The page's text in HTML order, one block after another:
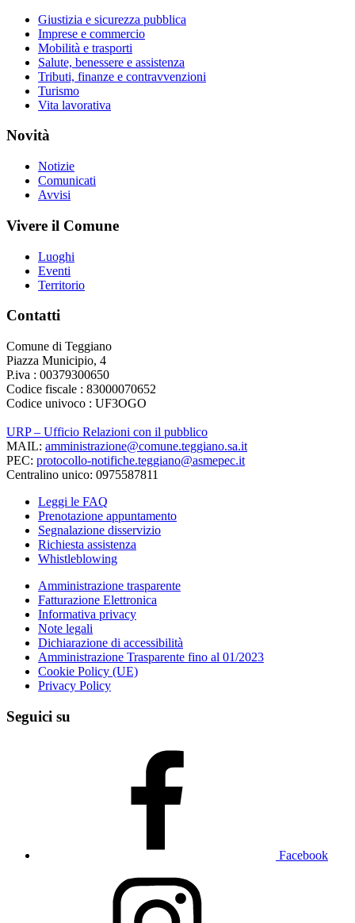
Giustizia e sicurezza pubblica
Imprese e commercio
Mobilità e trasporti
Salute, benessere e assistenza
Tributi, finanze e contravvenzioni
Turismo
Vita lavorativa
Novità
Notizie
Comunicati
Avvisi
Vivere il Comune
Luoghi
Eventi
Territorio
Contatti
Comune di Teggiano
Piazza Municipio, 4
P.iva : 00379300650
Codice fiscale : 83000070652
Codice univoco : UF3OGO
URP – Ufficio Relazioni con il pubblico
MAIL: amministrazione@comune.teggiano.sa.it
PEC: protocollo-notifiche.teggiano@asmepec.it
Centralino unico: 0975587811
Leggi le FAQ
Prenotazione appuntamento
Segnalazione disservizio
Richiesta assistenza
Whistleblowing
Amministrazione trasparente
Fatturazione Elettronica
Informativa privacy
Note legali
Dichiarazione di accessibilità
Amministrazione Trasparente fino al 01/2023
Cookie Policy (UE)
Privacy Policy
Seguici su
Facebook